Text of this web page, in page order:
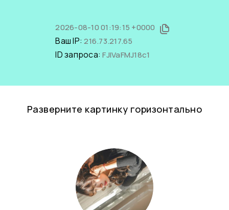
2026-08-10 01:19:15 +0000
Ваш IP:216.73.217.65
ID запроса:FJIVaFMJ18c1
Разверните картинку горизонтально